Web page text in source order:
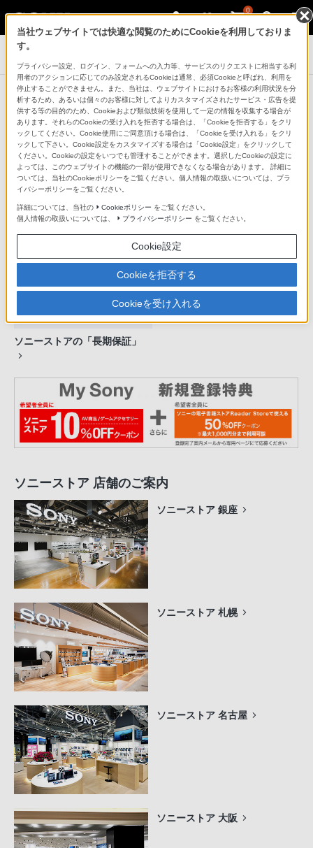
0
ロボット・プログラミング学習キット
KOOV™（クーブ）
ソニーストア お買い物情報
このページでは、ソニーストアオリジナル商品などをご
紹介しています
お買い求めになれる商品は、こちらからもご覧く
ださい
KOOV(クーブ商品一覧を見る)
ソニーストアの「長期保証」
ソニーストア 店舗のご案内
ソニーストア 銀座
ソニーストア 札幌
ソニーストア 名古屋
ソニーストア 大阪
当社ウェブサイトでは快適な閲覧のためにCookieを利用しておりま
す。
プライバシー設定、ログイン、フォームへの入力等、サービスのリクエストに相当する利
用者のアクションに応じてのみ設定されるCookieは通常、必須Cookieと呼ばれ、利用を
停止することができません。また、当社は、ウェブサイトにおけるお客様の利用状況を分
析するため、あるいは個々のお客様に対してよりカスタマイズされたサービス・広告を提
供する等の目的のため、Cookieおよび類似技術を使用して一定の情報を収集する場合が
あります。それらのCookieの受け入れを拒否する場合は、「Cookieを拒否する」をクリ
ックしてください。Cookie使用にご同意頂ける場合は、「Cookieを受け入れる」をクリ
ックして下さい。Cookie設定をカスタマイズする場合は「Cookie設定」をクリックして
ください。Cookieの設定をいつでも管理することができます。選択したCookieの設定に
よっては、このウェブサイトの機能の一部が使用できなくなる場合があります。 詳細に
ついては、当社のCookieポリシーをご覧ください。個人情報の取扱いについては、プラ
イバシーポリシーをご覧ください。
詳細については、当社の Cookieポリシー をご覧ください。
個人情報の取扱いについては、
プライバシーポリシー をご覧ください。
Cookie設定
Cookieを拒否する
Cookieを受け入れる